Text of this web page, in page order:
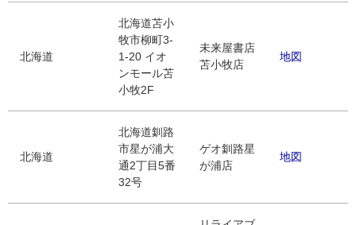
北海道
北海道苫小
牧市柳町3-
1-20 イオ
ンモール苫
小牧2F
未来屋書店
苫小牧店
地図
北海道
北海道釧路
市星が浦大
通2丁目5番
32号
ゲオ釧路星
が浦店
地図